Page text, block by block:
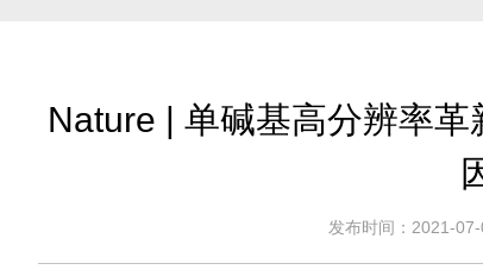
Nature | 单碱基高分辨率
发布时间：2021-